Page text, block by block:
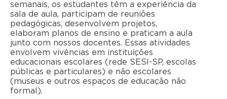
semanais, os estudantes têm a experiência da
sala de aula, participam de reuniões
pedagógicas, desenvolvem projetos,
elaboram planos de ensino e praticam a aula
junto com nossos docentes. Essas atividades
envolvem vivências em instituições
educacionais escolares (rede SESI-SP, escolas
públicas e particulares) e não escolares
(museus e outros espaços de educação não
formal).